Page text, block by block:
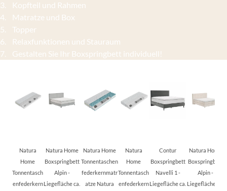
3. Kopfteil und Rahmen
4. Matratze und Box
5. Topper
6. Relaxfunktionen und Stauraum
7. Gestalten Sie Ihr Boxspringbett individuell!
Natura
Home
Tonnentasch
enfederkern
Natura Home
Boxspringbett
Alpin -
Liegefläche ca.
Natura Home
Tonnentaschen
federkernmatr
atze Natura
Natura
Home
Tonnentasch
enfederkern
Contur
Boxspringbett
Navelli 1 -
Liegefläche ca.
Natura Home
Boxspringbett
Alpin -
Liegefläche ca.